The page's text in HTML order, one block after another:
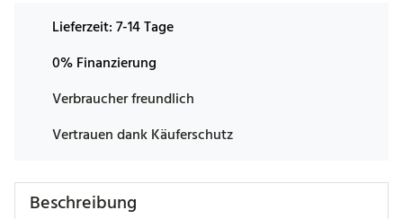
Lieferzeit:7-14 Tage
0% Finanzierung
Verbraucher freundlich
Vertrauen dank Käuferschutz
Beschreibung